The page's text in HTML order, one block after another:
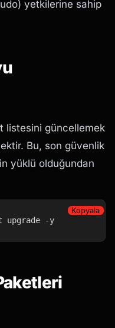
yetkilerine sahip
listesini güncellemek
Bu, son güvenlik
yüklü olduğundan
upgrade -y
Kopyala